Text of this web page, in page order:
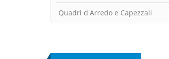
Quadri d'Arredo e Capezzali